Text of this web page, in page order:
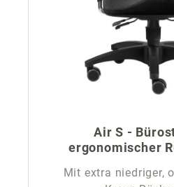
Air S -
ergonomischer
Mit extra niedriger,